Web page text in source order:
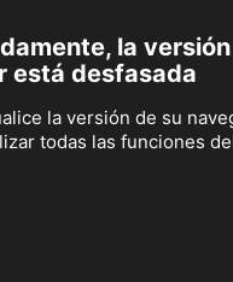
la
está desfasada
la versión de su
todas las funciones